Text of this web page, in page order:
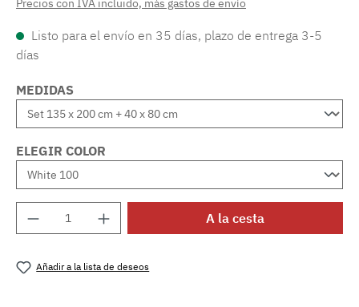
Precios con IVA incluido, más gastos de envío
Listo para el envío en 35 días, plazo de entrega 3-5
días
MEDIDAS
ELEGIR COLOR
Cantidad del producto: introduce la
A la cesta
Añadir a la lista de deseos